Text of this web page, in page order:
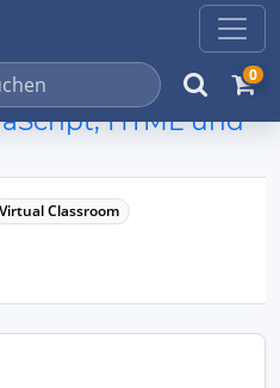
0
HTML und
Virtual Classroom